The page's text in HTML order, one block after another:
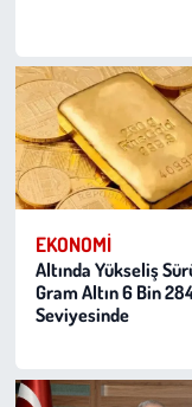
EKONOMI
Altında Yükseliş
Gram Altın 6 Bin
Seviyesinde